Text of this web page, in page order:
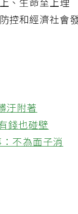
、生命至上理
控和經濟社會
汙附著
錢也碰壁
不為面子消